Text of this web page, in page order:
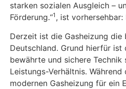
starken sozialen Ausgleich –
Förderung.“1 , ist vorhersehbar:
Derzeit ist die Gasheizung
Deutschland. Grund hierfür ist
bewährte und sichere
Leistungs-Verhältnis. Während
modernen Gasheizung für ein